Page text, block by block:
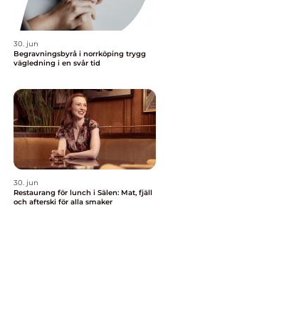
30. jun
Begravningsbyrå i norrköping trygg
vägledning i en svår tid
30. jun
Restaurang för lunch i Sälen: Mat, fjäll
och afterski för alla smaker